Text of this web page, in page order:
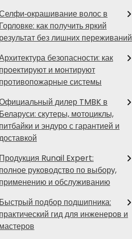
волос в
Горловке: как получить яркий
результат без лишних переживаний
безопасности: как
проектируют и монтируют
противопожарные системы
дилер TMBK в
Беларуси: скутеры, мотоциклы,
питбайки и эндуро с гарантией и
Продукция Runail Expert:
полное руководство по выбору,
применению и обслуживанию
Быстрый подбор подшипника:
практический гид для инженеров и
мастеров